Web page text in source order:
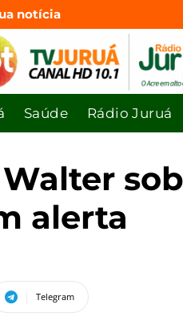
notícia
Saúde Rádio Juruá
alerta
Telegram